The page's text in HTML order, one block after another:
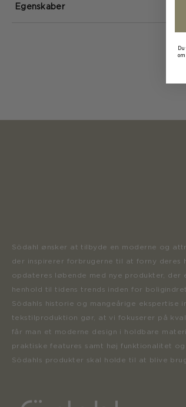
Egenskaber
Södahl ønsker at tilbyde en moderne og
der inspirerer forbrugerne til at forny deres
opdateres løbende med nye produkter, der
henhold til tidens trends inden for
Södahls historie og mangeårige ekspertise
tekstilproduktion gør, at vi fokuserer på
får man et moderne design i holdbare
praktiske features samt høj funktionalitet og
Södahls produkter skal holde til at blive